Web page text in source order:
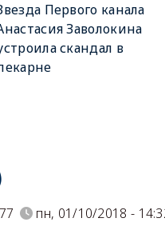
Первого канала
Заволокина
скандал в
пн, 01/10/2018 -